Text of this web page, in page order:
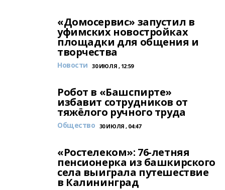
«Домосервис» запустил в
уфимских новостройках
площадки для общения и
творчества
Новости 30 ИЮЛЯ , 12:59
Робот в «Башспирте»
избавит сотрудников от
тяжёлого ручного труда
Общество 30 ИЮЛЯ , 04:47
«Ростелеком»: 76-летняя
пенсионерка из башкирского
села выиграла путешествие
в Калининград